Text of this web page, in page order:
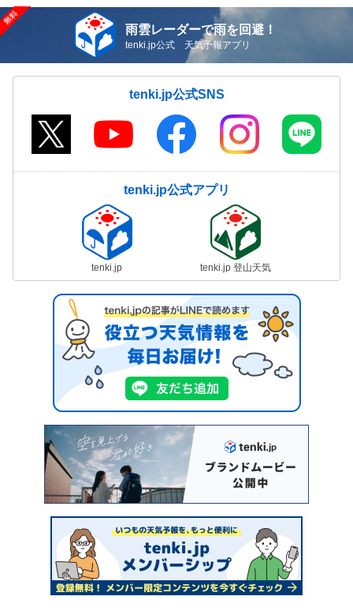
雨雲レーダーで雨を回避！
tenki.jp公式 天気予報アプリ
tenki.jp公式SNS
tenki.jp公式アプリ
tenki.jp tenki.jp 登山天気